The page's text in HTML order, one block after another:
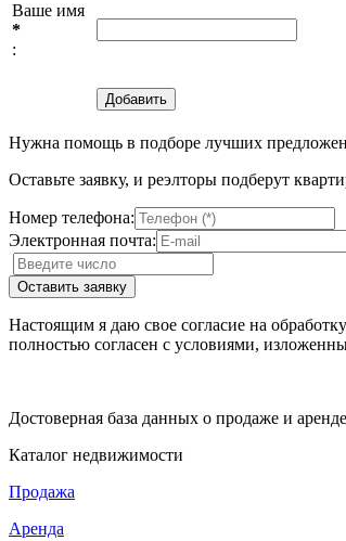
Ваше имя
*
:
Нужна помощь в подборе лучших
Оставьте заявку, и реэлторы подберут
Номер телефона:
Электронная почта:
Настоящим я даю свое согласие на
полностью согласен с условиями,
Достоверная база данных о продаже и
Каталог недвижимости
Продажа
Аренда